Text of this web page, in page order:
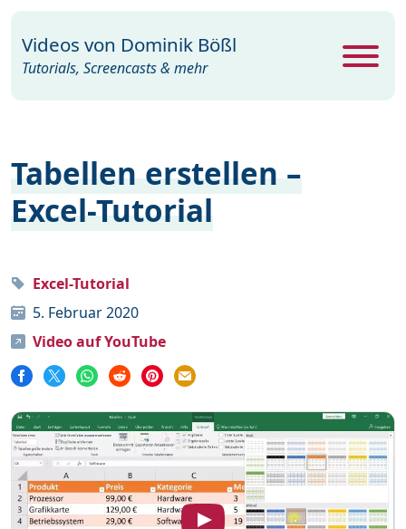
Tabellen erstellen –
Excel-Tutorial
Excel-Tutorial
5. Februar 2020
Video auf YouTube
Videos von Dominik Bößl
Tutorials, Screencasts & mehr
Excel
Photoshop
Premiere
Programme
Windows
Word 111
Unterstütze mich